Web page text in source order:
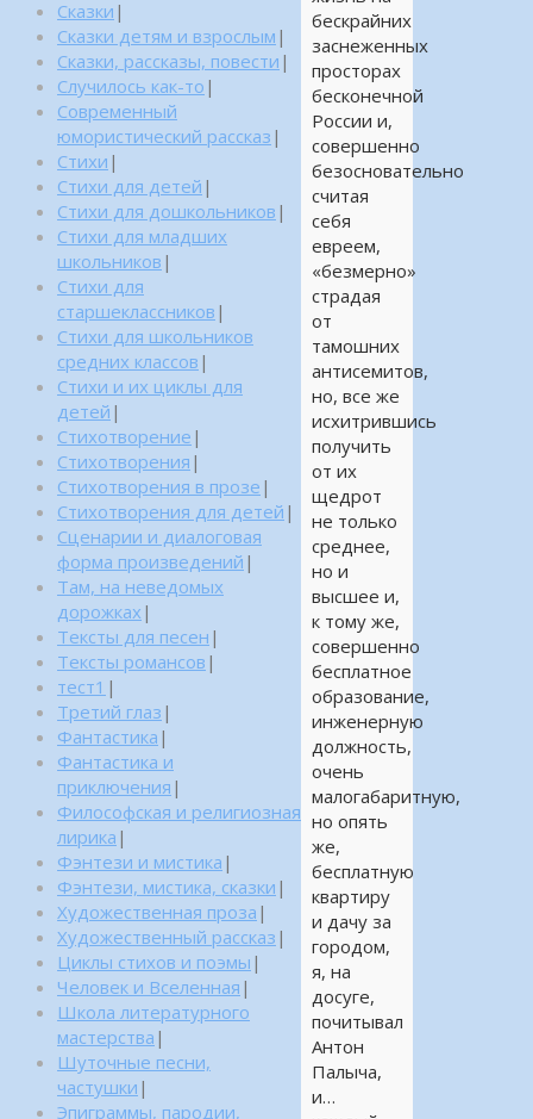
бескрайних
заснеженных
просторах
бесконечной
России и,
совершенно
безосновательно
считая
себя
евреем,
«безмерно»
страдая
от
тамошних
антисемитов,
но, все же
исхитрившись
получить
от их
щедрот
не только
среднее,
но и
высшее и,
к тому же,
совершенно
бесплатное
образование,
инженерную
должность,
очень
малогабаритную,
но опять
же,
бесплатную
квартиру
и дачу за
городом,
я, на
досуге,
почитывал
Антон
Палыча,
и…
Сказки |
Сказки детям и взрослым |
Сказки, рассказы, повести |
Случилось как-то |
Современный
юмористический рассказ |
Стихи |
Стихи для детей |
Стихи для дошкольников |
Стихи для младших
школьников |
Стихи для
старшеклассников |
Стихи для школьников
средних классов |
Стихи и их циклы для
детей |
Стихотворение |
Стихотворения |
Стихотворения в прозе |
Стихотворения для детей |
Сценарии и диалоговая
форма произведений |
Там, на неведомых
дорожках |
Тексты для песен |
Тексты романсов |
тест1 |
Третий глаз |
Фантастика |
Фантастика и
приключения |
Философская и религиозная
лирика |
Фэнтези и мистика |
Фэнтези, мистика, сказки |
Художественная проза |
Художественный рассказ |
Циклы стихов и поэмы |
Человек и Вселенная |
Школа литературного
мастерства |
Шуточные песни,
частушки |
Эпиграммы, пародии,